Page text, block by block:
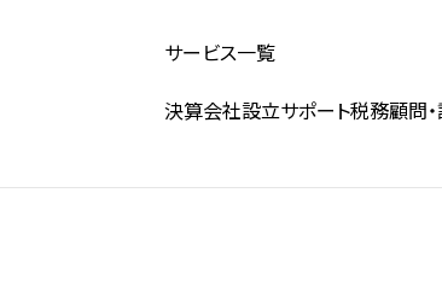
サービス一覧
決算会社設立サポート税務顧問